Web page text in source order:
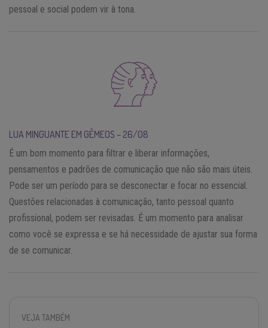
pessoal e social podem vir à tona.
LUA MINGUANTE EM GÊMEOS – 26/08
É um bom momento para filtrar e liberar informações,
pensamentos e padrões de comunicação que não são mais úteis.
Pode ser um período para se desconectar e focar no essencial.
Questões relacionadas à comunicação, tanto pessoal quanto
profissional, podem ser revisadas. É um momento para analisar
como você se expressa e se há necessidade de ajustar sua forma
de se comunicar.
VEJA TAMBÉM